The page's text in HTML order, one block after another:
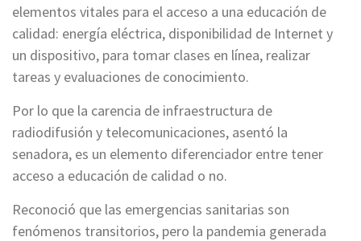
elementos vitales para el acceso a una educación de
calidad: energía eléctrica, disponibilidad de Internet y
un dispositivo, para tomar clases en línea, realizar
tareas y evaluaciones de conocimiento.
Por lo que la carencia de infraestructura de
radiodifusión y telecomunicaciones, asentó la
senadora, es un elemento diferenciador entre tener
acceso a educación de calidad o no.
Reconoció que las emergencias sanitarias son
fenómenos transitorios, pero la pandemia generada